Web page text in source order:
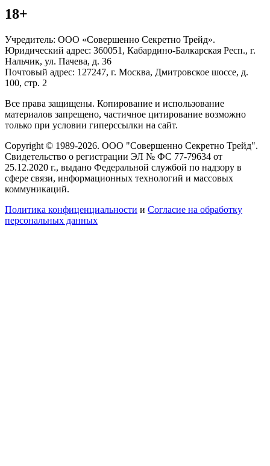
18+
Учредитель: ООО «Совершенно Секретно Трейд».
Юридический адрес: 360051, Кабардино-Балкарская Респ., г.
Нальчик, ул. Пачева, д. 36
Почтовый адрес: 127247, г. Москва, Дмитровское шоссе, д.
100, стр. 2
Все права защищены. Копирование и использование
материалов запрещено, частичное цитирование возможно
только при условии гиперссылки на сайт.
Copyright © 1989-2026. ООО "Совершенно Секретно Трейд".
Свидетельство о регистрации ЭЛ № ФС 77-79634 от
25.12.2020 г., выдано Федеральной службой по надзору в
сфере связи, информационных технологий и массовых
коммуникаций.
Политика конфиценциальности и Согласие на обработку
персональных данных